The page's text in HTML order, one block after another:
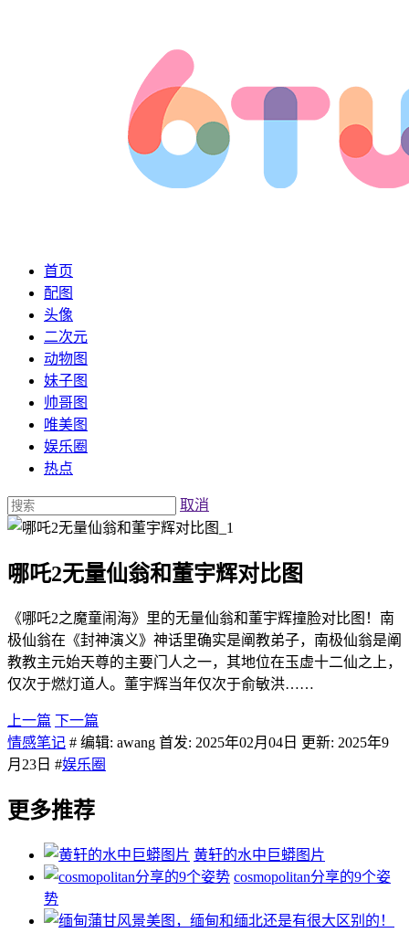
首页
配图
头像
二次元
动物图
妹子图
帅哥图
唯美图
娱乐圈
热点
取消
哪吒2无量仙翁和董宇辉对比图
《哪吒2之魔童闹海》里的无量仙翁和董宇辉撞脸对比图！南
极仙翁在《封神演义》神话里确实是阐教弟子，南极仙翁是阐
教教主元始天尊的主要门人之一，其地位在玉虚十二仙之上，
仅次于燃灯道人。董宇辉当年仅次于俞敏洪……
上一篇 下一篇
情感笔记 # 编辑: awang 首发: 2025年02月04日 更新: 2025年9
月23日 #娱乐圈
更多推荐
黄轩的水中巨蟒图片
cosmopolitan分享的9个姿
势